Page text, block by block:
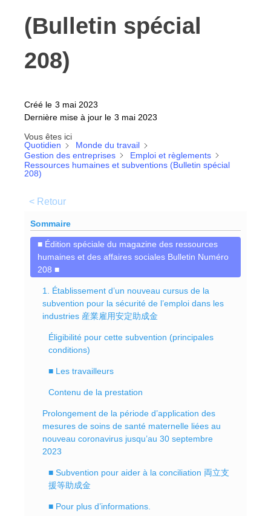
(Bulletin spécial
208)
Créé le 3 mai 2023
Dernière mise à jour le 3 mai 2023
Vous êtes ici
Quotidien
Monde du travail
Gestion des entreprises
Emploi et règlements
Ressources humaines et subventions (Bulletin spécial
208)
< Retour
Sommaire
■ Édition spéciale du magazine des ressources
humaines et des affaires sociales Bulletin Numéro
208 ■
1. Établissement d’un nouveau cursus de la
subvention pour la sécurité de l’emploi dans les
industries 産業雇用安定助成金
Éligibilité pour cette subvention (principales
conditions)
■ Les travailleurs
Contenu de la prestation
Prolongement de la période d’application des
mesures de soins de santé maternelle liées au
nouveau coronavirus jusqu’au 30 septembre
2023
■ Subvention pour aider à la conciliation 両立支
援等助成金
■ Pour plus d’informations.